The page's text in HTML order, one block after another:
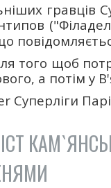
гравців
того щоб
а потім у
Суперліги